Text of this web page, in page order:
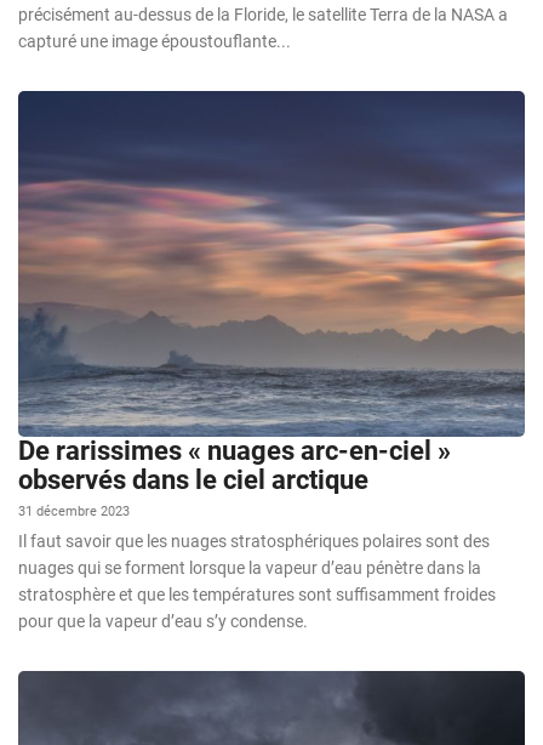
précisément au-dessus de la Floride, le satellite Terra de la NASA a
capturé une image époustouflante...
De rarissimes « nuages arc-en-ciel »
observés dans le ciel arctique
31 décembre 2023
Il faut savoir que les nuages ​​​​stratosphériques polaires sont des
nuages ​​qui se forment lorsque la vapeur d’eau pénètre dans la
stratosphère et que les températures sont suffisamment froides
pour que la vapeur d’eau s’y condense.